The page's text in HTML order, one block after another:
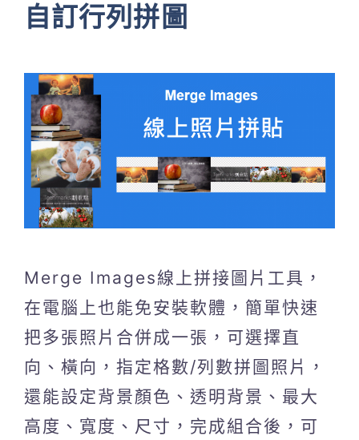
自訂行列拼圖
Merge Images線上拼接圖片工具，
在電腦上也能免安裝軟體，簡單快速
把多張照片合併成一張，可選擇直
向、橫向，指定格數/列數拼圖照片，
還能設定背景顏色、透明背景、最大
高度、寬度、尺寸，完成組合後，可